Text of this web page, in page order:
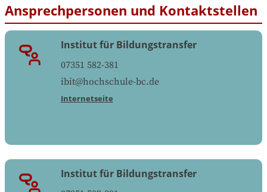
Ansprechpersonen und Kontaktstellen
Institut für Bildungstransfer
07351 582-381
ibit@hochschule-bc.de
Internetseite
Institut für Bildungstransfer